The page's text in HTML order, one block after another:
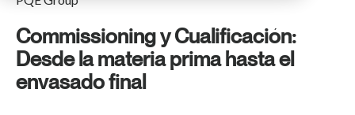
Commissioning y Cualificación:
Desde la materia prima hasta el
envasado final